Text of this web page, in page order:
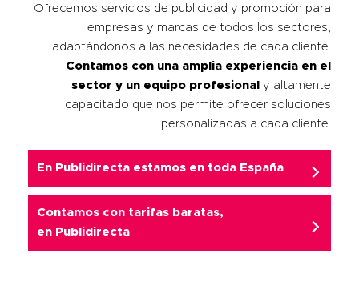
Ofrecemos servicios de publicidad y promoción para
empresas y marcas de todos los sectores,
adaptándonos a las necesidades de cada cliente.
Contamos con una amplia experiencia en el
sector y un equipo profesional y altamente
capacitado que nos permite ofrecer soluciones
personalizadas a cada cliente.
En Publidirecta estamos en toda España
Contamos con tarifas baratas,
en Publidirecta